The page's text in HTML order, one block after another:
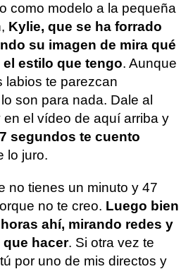
como modelo a la pequeña
Kylie, que se ha forrado
su imagen de mira qué
estilo que tengo. Aunque
labios te parezcan
son para nada. Dale al
en el vídeo de aquí arriba y
segundos te cuento
lo juro.
no tienes un minuto y 47
no te creo. Luego bien
ahí, mirando redes y
hacer. Si otra vez te
por uno de mis directos y